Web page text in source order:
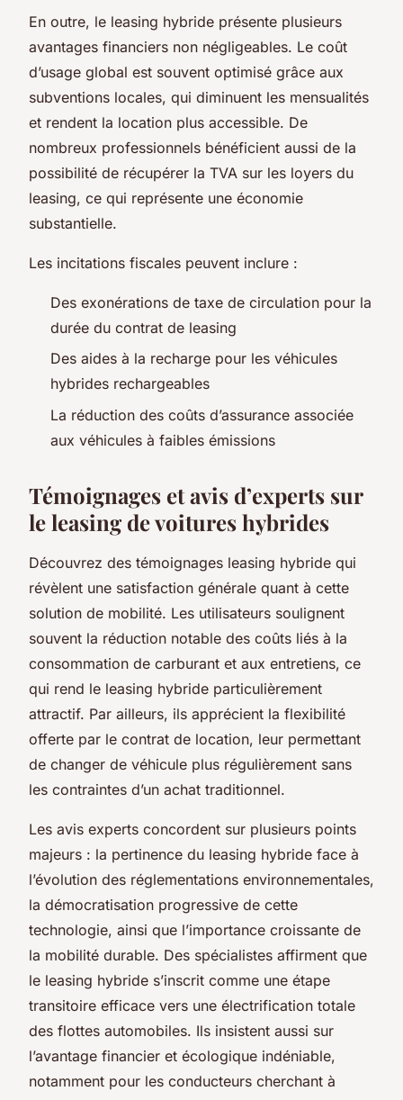
En outre, le leasing hybride présente plusieurs
avantages financiers non négligeables. Le coût
d’usage global est souvent optimisé grâce aux
subventions locales, qui diminuent les mensualités
et rendent la location plus accessible. De
nombreux professionnels bénéficient aussi de la
possibilité de récupérer la TVA sur les loyers du
leasing, ce qui représente une économie
substantielle.
Les incitations fiscales peuvent inclure :
Des exonérations de taxe de circulation pour la
durée du contrat de leasing
Des aides à la recharge pour les véhicules
hybrides rechargeables
La réduction des coûts d’assurance associée
aux véhicules à faibles émissions
Témoignages et avis d’experts sur
le leasing de voitures hybrides
Découvrez des témoignages leasing hybride qui
révèlent une satisfaction générale quant à cette
solution de mobilité. Les utilisateurs soulignent
souvent la réduction notable des coûts liés à la
consommation de carburant et aux entretiens, ce
qui rend le leasing hybride particulièrement
attractif. Par ailleurs, ils apprécient la flexibilité
offerte par le contrat de location, leur permettant
de changer de véhicule plus régulièrement sans
les contraintes d’un achat traditionnel.
Les avis experts concordent sur plusieurs points
majeurs : la pertinence du leasing hybride face à
l’évolution des réglementations environnementales,
la démocratisation progressive de cette
technologie, ainsi que l’importance croissante de
la mobilité durable. Des spécialistes affirment que
le leasing hybride s’inscrit comme une étape
transitoire efficace vers une électrification totale
des flottes automobiles. Ils insistent aussi sur
l’avantage financier et écologique indéniable,
notamment pour les conducteurs cherchant à